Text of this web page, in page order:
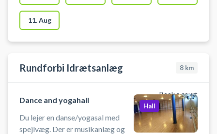
håndbold, pickleball eller
badminton. Der er net og mål til
rådighed. Der er gode muligheder
for parkering ved hallen.
11. Aug
Rundforbi Idrætsanlæg 8 km
Book a court
Dance and yogahall
Du lejer en danse/yogasal med
spejlvæg. Der er musikanlæg og
Hall